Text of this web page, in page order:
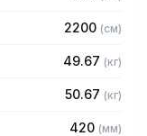
2200 (см)
49.67 (кг)
50.67 (кг)
420 (мм)